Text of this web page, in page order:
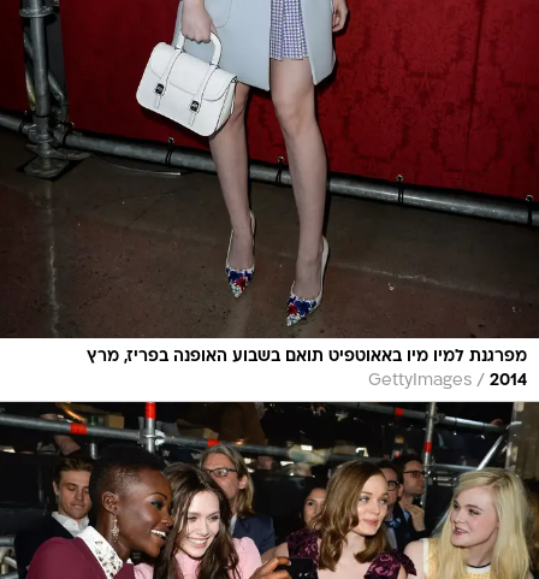
מפרגנת למיו מיו באאוטפיט תואם בשבוע האופנה בפריז, מרץ
2014
/
GettyImages